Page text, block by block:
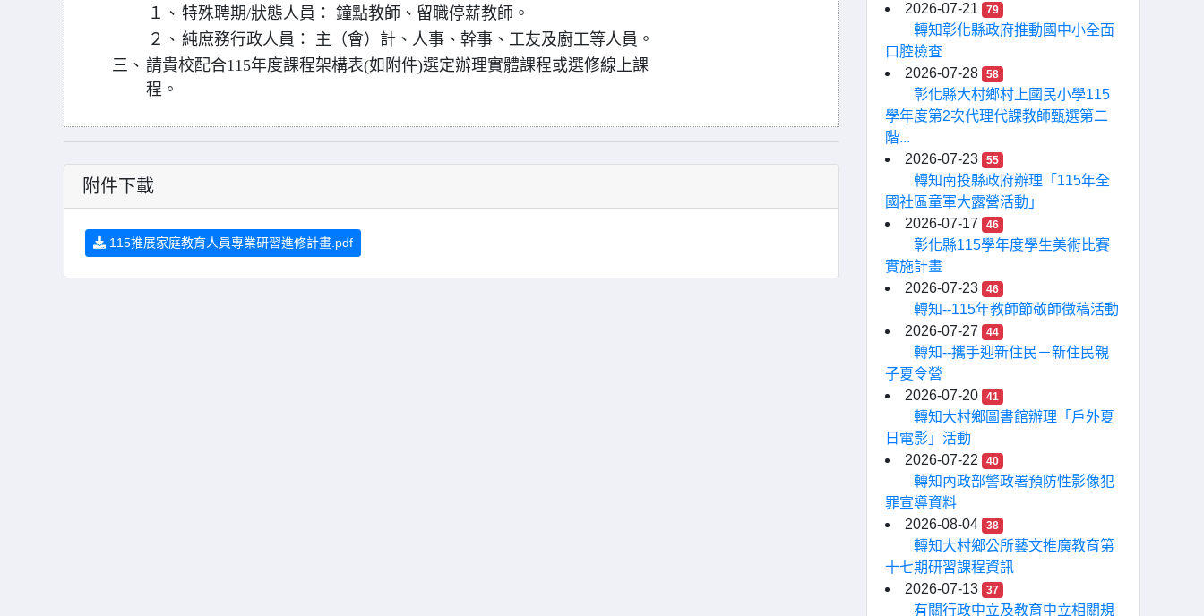
１、 特殊聘期/狀態人員： 鐘點教師、留職停薪教師。
２、 純庶務行政人員： 主（會）計、人事、幹事、工友及廚工等人員。
三、 請貴校配合115年度課程架構表(如附件)選定辦理實體課程或選修線上課
程。
附件下載
115推展家庭教育人員專業研習進修計畫.pdf
2026-07-21
79
轉知彰化縣政府推動國中小全面
口腔檢查
2026-07-28
58
彰化縣大村鄉村上國民小學115
學年度第2次代理代課教師甄選第二
階...
2026-07-23
55
轉知南投縣政府辦理「115年全
國社區童軍大露營活動」
2026-07-17
46
彰化縣115學年度學生美術比賽
實施計畫
2026-07-23
46
轉知--115年教師節敬師徵稿活動
2026-07-27
44
轉知--攜手迎新住民－新住民親
子夏令營
2026-07-20
41
轉知大村鄉圖書館辦理「戶外夏
日電影」活動
2026-07-22
40
轉知內政部警政署預防性影像犯
罪宣導資料
2026-08-04
38
轉知大村鄉公所藝文推廣教育第
十七期研習課程資訊
2026-07-13
37
有關行政中立及教育中立相關規